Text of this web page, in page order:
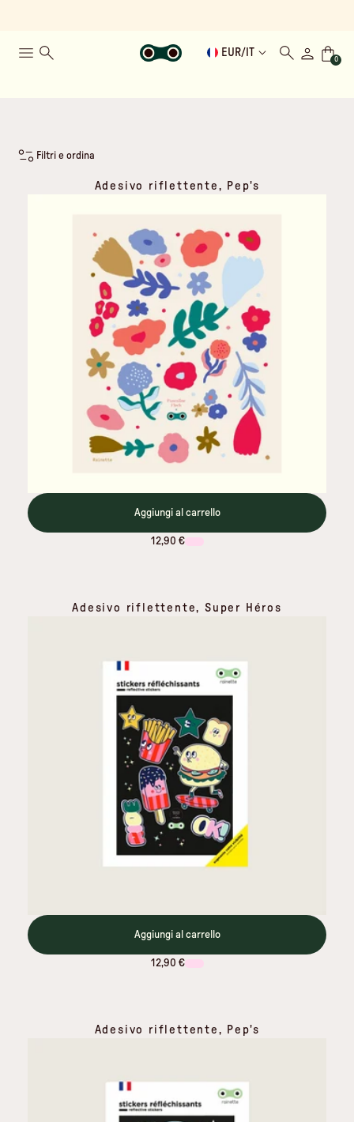
EUR/ IT
0
Filtri e ordina
Adesivo riflettente, Pep's
Aggiungi al carrello
12,90 €
Adesivo riflettente, Super Héros
Aggiungi al carrello
12,90 €
Adesivo riflettente, Pep's